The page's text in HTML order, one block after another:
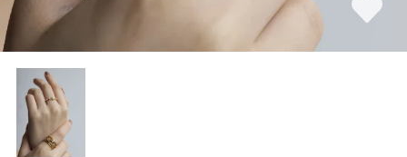
モチーフ
石の色
ファッションテイス
ト